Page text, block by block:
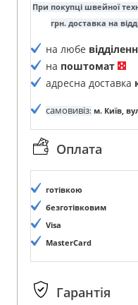
При покупці швейної
грн. доставка на
на любе
на поштомат
адресна доставка
самовивіз: м. Київ,
Оплата
готівкою
безготівковим
Visa
MasterCard
Гарантія